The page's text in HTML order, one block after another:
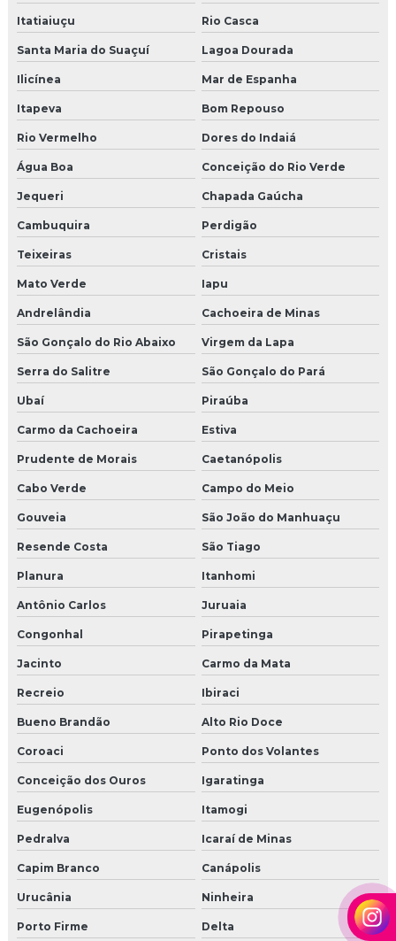
Itatiaiuçu Rio Casca
Santa Maria do Suaçuí Lagoa Dourada
Ilicínea Mar de Espanha
Itapeva Bom Repouso
Rio Vermelho Dores do Indaiá
Água Boa Conceição do Rio Verde
Jequeri Chapada Gaúcha
Cambuquira Perdigão
Teixeiras Cristais
Mato Verde Iapu
Andrelândia Cachoeira de Minas
São Gonçalo do Rio Abaixo Virgem da Lapa
Serra do Salitre São Gonçalo do Pará
Ubaí Piraúba
Carmo da Cachoeira Estiva
Prudente de Morais Caetanópolis
Cabo Verde Campo do Meio
Gouveia São João do Manhuaçu
Resende Costa São Tiago
Planura Itanhomi
Antônio Carlos Juruaia
Congonhal Pirapetinga
Jacinto Carmo da Mata
Recreio Ibiraci
Bueno Brandão Alto Rio Doce
Coroaci Ponto dos Volantes
Conceição dos Ouros Igaratinga
Eugenópolis Itamogi
Pedralva Icaraí de Minas
Capim Branco Canápolis
Urucânia Ninheira
Porto Firme Delta